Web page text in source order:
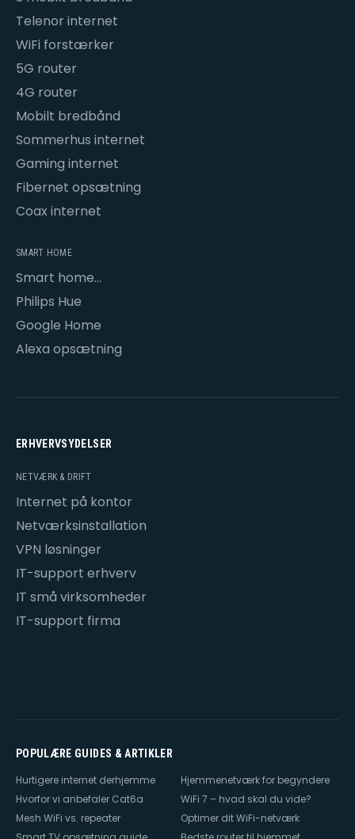
Telenor internet
WiFi forstærker
5G router
4G router
Mobilt bredbånd
Sommerhus internet
Gaming internet
Fibernet opsætning
Coax internet
SMART HOME
Smart home
opsætning
Philips Hue
Google Home
Alexa opsætning
ERHVERVSYDELSER
NETVÆRK & DRIFT
Internet på kontor
Netværksinstallation
VPN løsninger
IT-support erhverv
IT små virksomheder
IT-support firma
POPULÆRE GUIDES & ARTIKLER
Hurtigere internet derhjemme
Hjemmenetværk for begyndere
Hvorfor vi anbefaler Cat6a
WiFi 7 – hvad skal du vide?
Mesh WiFi vs. repeater
Optimer dit WiFi-netværk